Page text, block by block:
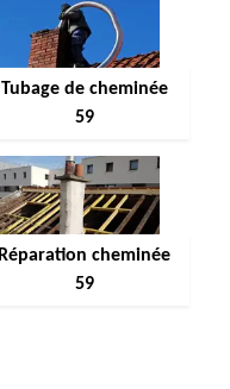
Tubage de cheminée
59
Réparation cheminée
59